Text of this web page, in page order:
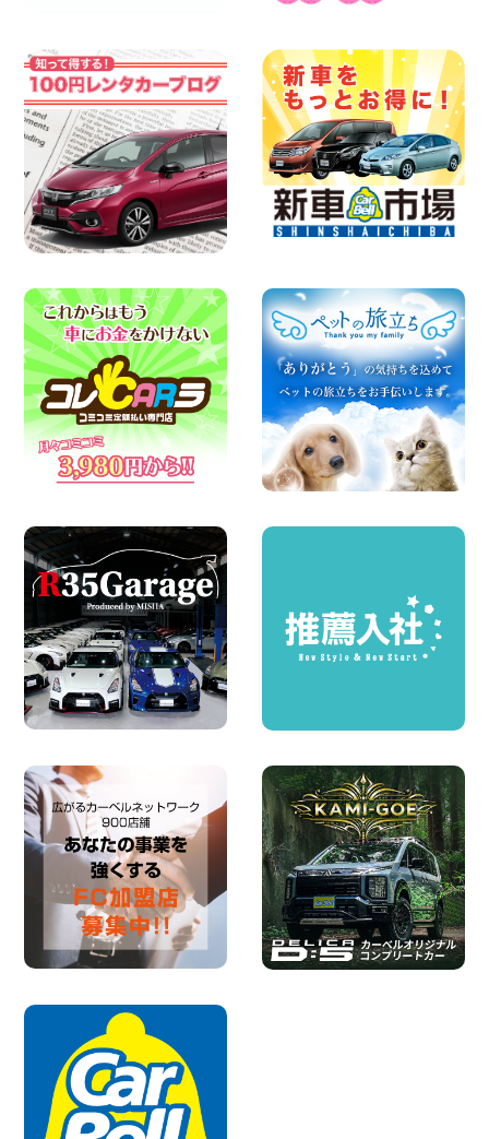
2026年08月08日
戸店
100円レンタカー 杉戸
2026年08月07日
佐渡でのドライブは安全第一!交通事故に
ご注意ください 新潟県 佐渡空港店
100円レンタカー 佐渡空港
2026年08月07日
楽しい佐渡旅行を守るために!安全運転の
お願い 新潟県 両津店
100円レンタカー 両津
日産セレナが新入荷!!中川かの里店!! 愛知
県 中川かの里店
100円レンタカー 中川かの里
2026年08月07日
☆ 夏休みクーポン登場!最大9,500円おト
ク! ☆ 鳥取県 鳥取青谷店
100円レンタカー 鳥取青谷
2026年08月07日
夏季休暇のお知らせ 東京都 墨田両国店
100円レンタカー 墨田両国
2026年08月07日
夏季休暇のお知らせ 東京都 墨田文花店
お盆も休まず営業します! 神奈川県 横浜
旭南本宿町店
100円レンタカー 横浜旭南本宿町
2026年08月07日